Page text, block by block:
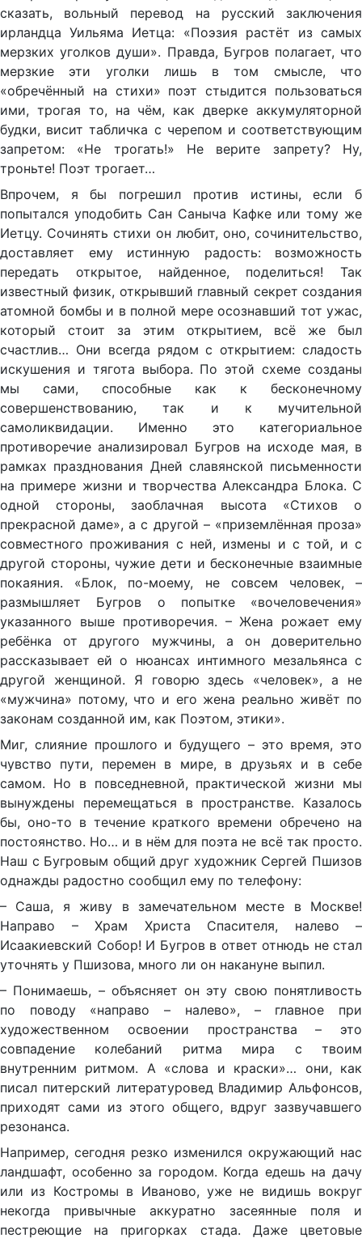
сказать, вольный перевод на русский заключения
ирландца Уильяма Иетца: «Поэзия растёт из самых
мерзких уголков души». Правда, Бугров полагает, что
мерзкие эти уголки лишь в том смысле, что
«обречённый на стихи» поэт стыдится пользоваться
ими, трогая то, на чём, как дверке аккумуляторной
будки, висит табличка с черепом и соответствующим
запретом: «Не трогать!» Не верите запрету? Ну,
троньте! Поэт трогает…
Впрочем, я бы погрешил против истины, если б
попытался уподобить Сан Саныча Кафке или тому же
Иетцу. Сочинять стихи он любит, оно, сочинительство,
доставляет ему истинную радость: возможность
передать открытое, найденное, поделиться! Так
известный физик, открывший главный секрет создания
атомной бомбы и в полной мере осознавший тот ужас,
который стоит за этим открытием, всё же был
счастлив… Они всегда рядом с открытием: сладость
искушения и тягота выбора. По этой схеме созданы
мы сами, способные как к бесконечному
совершенствованию, так и к мучительной
самоликвидации. Именно это категориальное
противоречие анализировал Бугров на исходе мая, в
рамках празднования Дней славянской письменности
на примере жизни и творчества Александра Блока. С
одной стороны, заоблачная высота «Стихов о
прекрасной даме», а с другой – «приземлённая проза»
совместного проживания с ней, измены и с той, и с
другой стороны, чужие дети и бесконечные взаимные
покаяния. «Блок, по-моему, не совсем человек, –
размышляет Бугров о попытке «вочеловечения»
указанного выше противоречия. – Жена рожает ему
ребёнка от другого мужчины, а он доверительно
рассказывает ей о нюансах интимного мезальянса с
другой женщиной. Я говорю здесь «человек», а не
«мужчина» потому, что и его жена реально живёт по
законам созданной им, как Поэтом, этики».
Миг, слияние прошлого и будущего – это время, это
чувство пути, перемен в мире, в друзьях и в себе
самом. Но в повседневной, практической жизни мы
вынуждены перемещаться в пространстве. Казалось
бы, оно-то в течение краткого времени обречено на
постоянство. Но… и в нём для поэта не всё так просто.
Наш с Бугровым общий друг художник Сергей Пшизов
однажды радостно сообщил ему по телефону:
– Саша, я живу в замечательном месте в Москве!
Направо – Храм Христа Спасителя, налево –
Исаакиевский Собор! И Бугров в ответ отнюдь не стал
уточнять у Пшизова, много ли он накануне выпил.
– Понимаешь, – объясняет он эту свою понятливость
по поводу «направо – налево», – главное при
художественном освоении пространства – это
совпадение колебаний ритма мира с твоим
внутренним ритмом. А «слова и краски»… они, как
писал питерский литературовед Владимир Альфонсов,
приходят сами из этого общего, вдруг зазвучавшего
резонанса.
Например, сегодня резко изменился окружающий нас
ландшафт, особенно за городом. Когда едешь на дачу
или из Костромы в Иваново, уже не видишь вокруг
некогда привычные аккуратно засеянные поля и
пестреющие на пригорках стада. Даже цветовые